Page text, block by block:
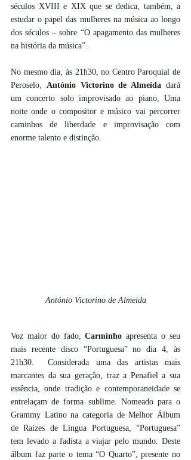
séculos XVIII e XIX que se dedica, também, a
estudar o papel das mulheres na música ao longo
dos séculos – sobre “O apagamento das mulheres
na história da música”.
No mesmo dia, às 21h30, no Centro Paroquial de
Peroselo, António Victorino de Almeida dará
um concerto solo improvisado ao piano, Uma
noite onde o compositor e músico vai percorrer
caminhos de liberdade e improvisação com
enorme talento e distinção.
António Victorino de Almeida
Voz maior do fado, Carminho apresenta o seu
mais recente disco “Portuguesa” no dia 4, às
21h30.  Considerada uma das artistas mais
marcantes da sua geração, traz a Penafiel a sua
essência, onde tradição e contemporaneidade se
entrelaçam de forma sublime. Nomeado para o
Grammy Latino na categoria de Melhor Álbum
de Raízes de Língua Portuguesa, “Portuguesa”
tem levado a fadista a viajar pelo mundo. Deste
álbum faz parte o tema “O Quarto”, presente no